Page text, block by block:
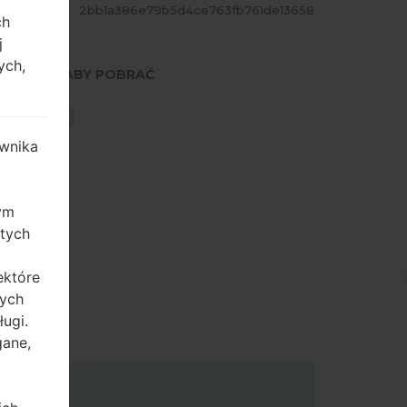
2bb1a386e79b5d4ce763fb761de13658
ABY POBRAĆ